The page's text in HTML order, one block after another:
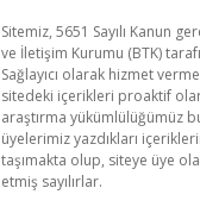
Sitemiz, 5651 Sayılı Kanun
ve İletişim Kurumu (BTK)
Sağlayıcı olarak hizmet
sitedeki içerikleri proaktif
araştırma yükümlülüğümüz
üyelerimiz yazdıkları
taşımakta olup, siteye üye
etmiş sayılırlar.